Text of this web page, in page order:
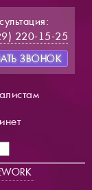
220-15-25
ЗВОНОК